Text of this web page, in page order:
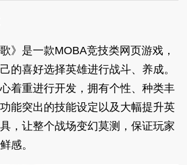
是一款MOBA竞技类网页游戏，
的喜好选择英雄进行战斗、养成。
着重进行开发，拥有个性、种类丰
能突出的技能设定以及大幅提升英
，让整个战场变幻莫测，保证玩家
感。